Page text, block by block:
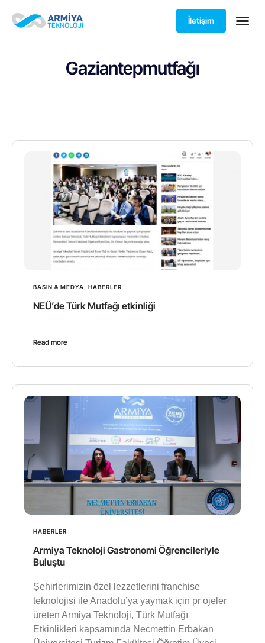
İletişim
Gaziantepmutfağı
BASIN & MEDYA HABERLER
NEÜ’de Türk Mutfağı etkinliği
Read more
HABERLER
Armiya Teknoloji Gastronomi Öğrencileriyle
Buluştu
Şehirlerimizin özel lezzetlerini franchise
teknolojisi ile Anadolu’ya yaymak için pr ojeler
üreten Armiya Teknoloji, Türk Mutfağı
Etkinlikleri kapsamında Necmettin Erbakan